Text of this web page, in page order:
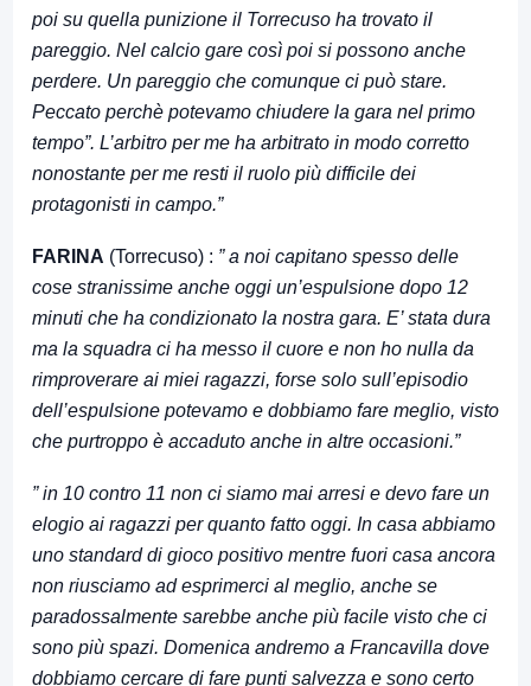
poi su quella punizione il Torrecuso ha trovato il
pareggio. Nel calcio gare così poi si possono anche
perdere. Un pareggio che comunque ci può stare.
Peccato perchè potevamo chiudere la gara nel primo
tempo”. L’arbitro per me ha arbitrato in modo corretto
nonostante per me resti il ruolo più difficile dei
protagonisti in campo.”
FARINA (Torrecuso) : ” a noi capitano spesso delle
cose stranissime anche oggi un’espulsione dopo 12
minuti che ha condizionato la nostra gara. E’ stata dura
ma la squadra ci ha messo il cuore e non ho nulla da
rimproverare ai miei ragazzi, forse solo sull’episodio
dell’espulsione potevamo e dobbiamo fare meglio, visto
che purtroppo è accaduto anche in altre occasioni.”
” in 10 contro 11 non ci siamo mai arresi e devo fare un
elogio ai ragazzi per quanto fatto oggi. In casa abbiamo
uno standard di gioco positivo mentre fuori casa ancora
non riusciamo ad esprimerci al meglio, anche se
paradossalmente sarebbe anche più facile visto che ci
sono più spazi. Domenica andremo a Francavilla dove
dobbiamo cercare di fare punti salvezza e sono certo